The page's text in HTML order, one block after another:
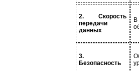
2. Скорость
передачи
данных
3.
Безопасность